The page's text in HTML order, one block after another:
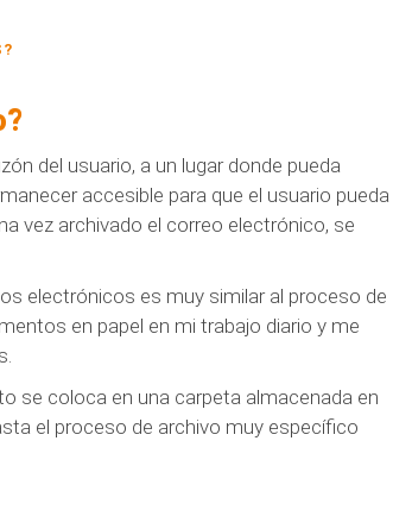
del usuario, a un lugar donde pueda
accesible para que el usuario pueda
vez archivado el correo electrónico, se
electrónicos es muy similar al proceso de
en papel en mi trabajo diario y me
se coloca en una carpeta almacenada en
el proceso de archivo muy específico